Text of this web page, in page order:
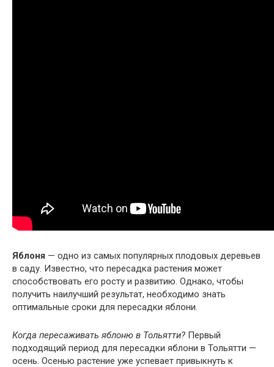
Яблоня — одно из самых популярных плодовых деревьев
в саду. Известно, что пересадка растения может
способствовать его росту и развитию. Однако, чтобы
получить наилучший результат, необходимо знать
оптимальные сроки для пересадки яблони.
Когда пересаживать яблоню в Тольятти? Первый
подходящий период для пересадки яблони в Тольятти —
осень. Осенью растение уже успевает привыкнуть к